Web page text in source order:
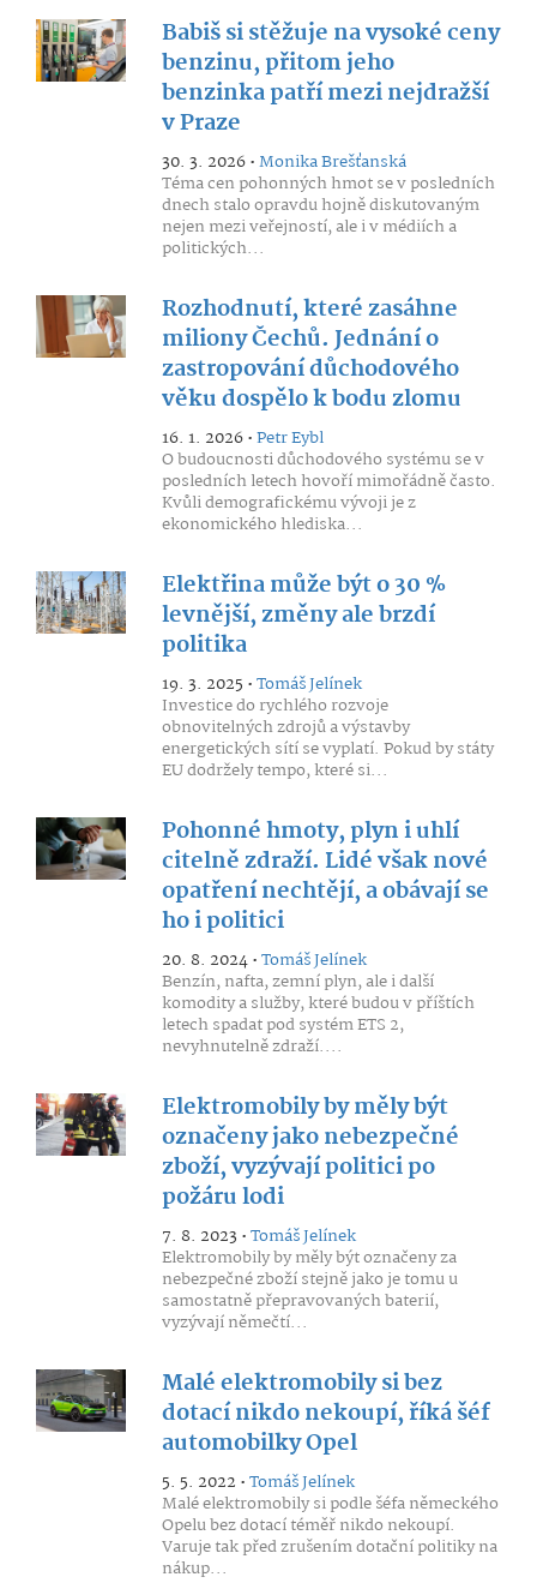
Babiš si stěžuje na vysoké ceny
benzinu, přitom jeho
benzinka patří mezi nejdražší
v Praze
30. 3. 2026 •Monika Brešťanská
Téma cen pohonných hmot se v posledních
dnech stalo opravdu hojně diskutovaným
nejen mezi veřejností, ale i v médiích a
politických...
Rozhodnutí, které zasáhne
miliony Čechů. Jednání o
zastropování důchodového
věku dospělo k bodu zlomu
16. 1. 2026 •Petr Eybl
O budoucnosti důchodového systému se v
posledních letech hovoří mimořádně často.
Kvůli demografickému vývoji je z
ekonomického hlediska...
Elektřina může být o 30 %
levnější, změny ale brzdí
politika
19. 3. 2025 •Tomáš Jelínek
Investice do rychlého rozvoje
obnovitelných zdrojů a výstavby
energetických sítí se vyplatí. Pokud by státy
EU dodržely tempo, které si...
Pohonné hmoty, plyn i uhlí
citelně zdraží. Lidé však nové
opatření nechtějí, a obávají se
ho i politici
20. 8. 2024 •Tomáš Jelínek
Benzín, nafta, zemní plyn, ale i další
komodity a služby, které budou v příštích
letech spadat pod systém ETS 2,
nevyhnutelně zdraží....
Elektromobily by měly být
označeny jako nebezpečné
zboží, vyzývají politici po
požáru lodi
7. 8. 2023 •Tomáš Jelínek
Elektromobily by měly být označeny za
nebezpečné zboží stejně jako je tomu u
samostatně přepravovaných baterií,
vyzývají němečtí...
Malé elektromobily si bez
dotací nikdo nekoupí, říká šéf
automobilky Opel
5. 5. 2022 •Tomáš Jelínek
Malé elektromobily si podle šéfa německého
Opelu bez dotací téměř nikdo nekoupí.
Varuje tak před zrušením dotační politiky na
nákup...